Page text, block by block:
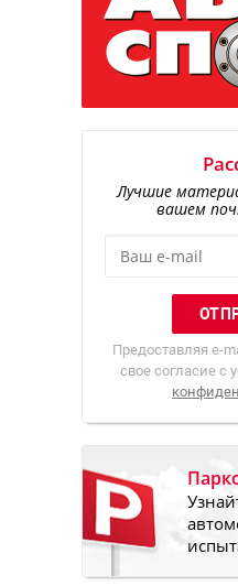
Лучшие
вашем
Предоставляя e-
свое согласие с